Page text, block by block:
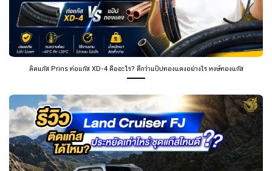
ติดแก๊ส Prins ท่อแก๊ส XD-4 คืออะไร? ดีกว่าแป๊ปทองแดงอย่างไร หงษ์ทองแก๊ส